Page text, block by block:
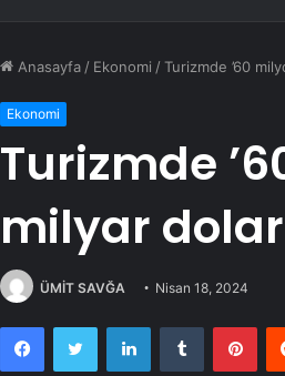
Anasayfa / Ekonomi /Turizmde ’60
Ekonomi
Turizmde
milyar
ÜMİT SAVĞA Nisan 18, 2024
FacebookTwitter LinkedInTumblr